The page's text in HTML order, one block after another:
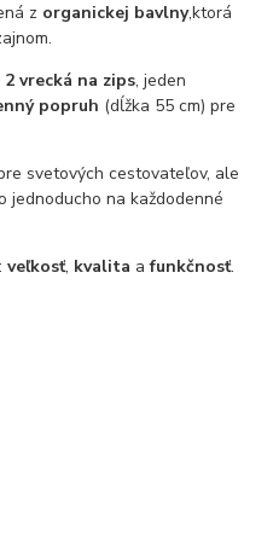
z organickej bavlny,ktorá
2 vrecká na zips, jeden
popruh (dĺžka 55 cm) pre
svetových cestovateľov, ale
jednoducho na každodenné
veľkosť, kvalita afunkčnosť.